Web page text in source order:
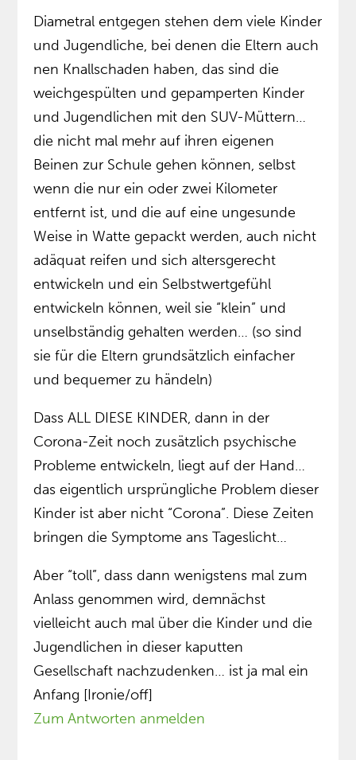
Diametral entgegen stehen dem viele Kinder
und Jugendliche, bei denen die Eltern auch
nen Knallschaden haben, das sind die
weichgespülten und gepamperten Kinder
und Jugendlichen mit den SUV-Müttern…
die nicht mal mehr auf ihren eigenen
Beinen zur Schule gehen können, selbst
wenn die nur ein oder zwei Kilometer
entfernt ist, und die auf eine ungesunde
Weise in Watte gepackt werden, auch nicht
adäquat reifen und sich altersgerecht
entwickeln und ein Selbstwertgefühl
entwickeln können, weil sie “klein” und
unselbständig gehalten werden… (so sind
sie für die Eltern grundsätzlich einfacher
und bequemer zu händeln)
Dass ALL DIESE KINDER, dann in der
Corona-Zeit noch zusätzlich psychische
Probleme entwickeln, liegt auf der Hand…
das eigentlich ursprüngliche Problem dieser
Kinder ist aber nicht “Corona”. Diese Zeiten
bringen die Symptome ans Tageslicht…
Aber “toll”, dass dann wenigstens mal zum
Anlass genommen wird, demnächst
vielleicht auch mal über die Kinder und die
Jugendlichen in dieser kaputten
Gesellschaft nachzudenken… ist ja mal ein
Anfang [Ironie/off]
Zum Antworten anmelden